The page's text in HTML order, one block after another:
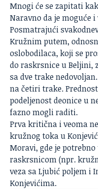
Mnogi će se zapitati
Naravno da je moguće
Posmatrajući
Kružnim putem,
oslobodilaca, koji se
do raskrsnice u Beljini,
sa dve trake
na četiri trake.
podeljenost deonice u
fazno mogli raditi.
Prva kritična i veoma
kružnog toka u
Moravi, gde je
raskrsnicom (npr.
veza sa Ljubić poljem i
Konjevićima.